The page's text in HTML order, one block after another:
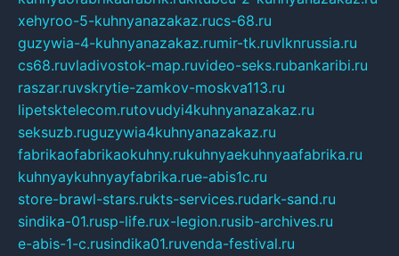
xehyroo-5-kuhnyanazakaz.rucs-68.ru
guzywia-4-kuhnyanazakaz.rumir-tk.ruvlknrussia.ru
cs68.ruvladivostok-map.ruvideo-seks.rubankaribi.ru
raszar.ruvskrytie-zamkov-moskva113.ru
lipetsktelecom.rutovudyi4kuhnyanazakaz.ru
seksuzb.ruguzywia4kuhnyanazakaz.ru
fabrikaofabrikaokuhny.rukuhnyaekuhnyaafabrika.ru
kuhnyaykuhnyayfabrika.rue-abis1c.ru
store-brawl-stars.rukts-services.rudark-sand.ru
sindika-01.rusp-life.rux-legion.rusib-archives.ru
e-abis-1-c.rusindika01.ruvenda-festival.ru